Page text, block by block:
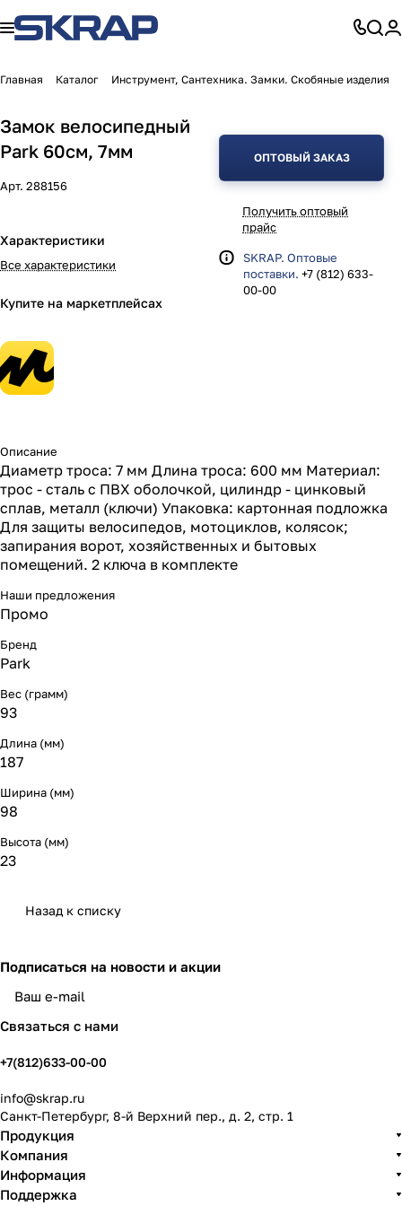
Главная Каталог Инструмент, Сантехника. Замки. Скобяные изделия
Замок велосипедный
Park 60см, 7мм
Арт. 288156
Характеристики
Все характеристики
Купите на маркетплейсах
ОПТОВЫЙ ЗАКАЗ
Получить оптовый
прайс
SKRAP. Оптовые
поставки. +7 (812) 633-
00-00
Описание
Диаметр троса: 7 мм Длина троса: 600 мм Материал:
трос - сталь с ПВХ оболочкой, цилиндр - цинковый
сплав, металл (ключи) Упаковка: картонная подложка
Для защиты велосипедов, мотоциклов, колясок;
запирания ворот, хозяйственных и бытовых
помещений. 2 ключа в комплекте
Наши предложения
Промо
Бренд
Park
Вес (грамм)
93
Длина (мм)
187
Ширина (мм)
98
Высота (мм)
23
Назад к списку
Подписаться на новости и акции
Связаться с нами
+7(812)633-00-00
info@skrap.ru
Санкт-Петербург, 8-й Верхний пер., д. 2, стр. 1
Продукция
Компания
Информация
Поддержка